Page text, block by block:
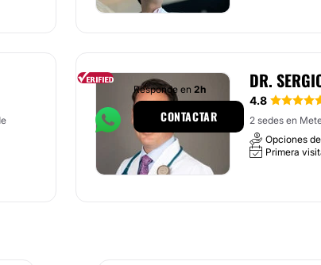
DR.
4.8
2 sedes en
Opciones de
Primera
Responde en 2h
CONTACTAR